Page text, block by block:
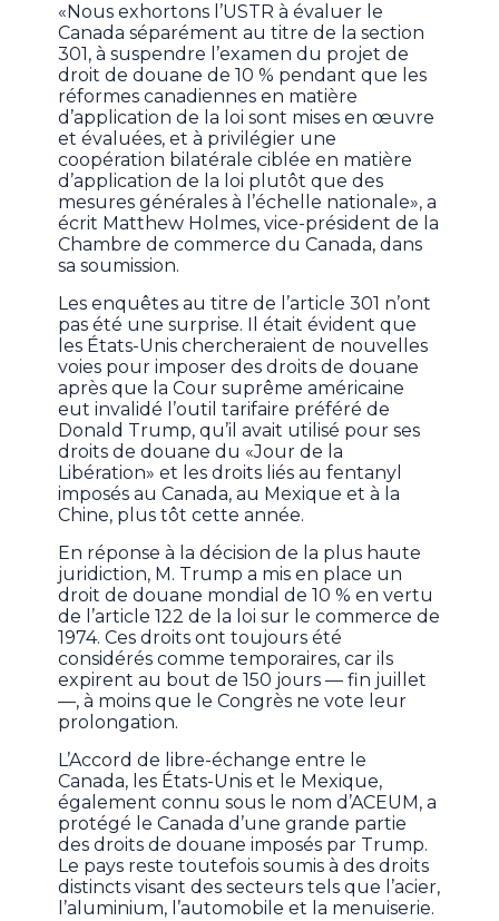
«Nous exhortons l’USTR à évaluer le
Canada séparément au titre de la section
301, à suspendre l’examen du projet de
droit de douane de 10 % pendant que les
réformes canadiennes en matière
d’application de la loi sont mises en œuvre
et évaluées, et à privilégier une
coopération bilatérale ciblée en matière
d’application de la loi plutôt que des
mesures générales à l’échelle nationale», a
écrit Matthew Holmes, vice-président de la
Chambre de commerce du Canada, dans
sa soumission.
Les enquêtes au titre de l’article 301 n’ont
pas été une surprise. Il était évident que
les États-Unis chercheraient de nouvelles
voies pour imposer des droits de douane
après que la Cour suprême américaine
eut invalidé l’outil tarifaire préféré de
Donald Trump, qu’il avait utilisé pour ses
droits de douane du «Jour de la
Libération» et les droits liés au fentanyl
imposés au Canada, au Mexique et à la
Chine, plus tôt cette année.
En réponse à la décision de la plus haute
juridiction, M. Trump a mis en place un
droit de douane mondial de 10 % en vertu
de l’article 122 de la loi sur le commerce de
1974. Ces droits ont toujours été
considérés comme temporaires, car ils
expirent au bout de 150 jours — fin juillet
—, à moins que le Congrès ne vote leur
prolongation.
L’Accord de libre-échange entre le
Canada, les États-Unis et le Mexique,
également connu sous le nom d’ACEUM, a
protégé le Canada d’une grande partie
des droits de douane imposés par Trump.
Le pays reste toutefois soumis à des droits
distincts visant des secteurs tels que l’acier,
l’aluminium, l’automobile et la menuiserie.